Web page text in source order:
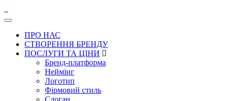
ПРО НАС
СТВОРЕННЯ БРЕНДУ
ПОСЛУГИ ТА ЦІНИ
Бренд-платформа
Неймінг
Логотип
Фірмовий стиль
Слоган